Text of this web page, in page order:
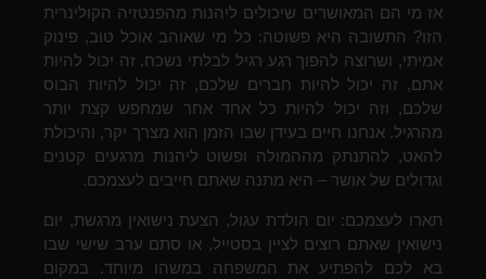
אז מי הם המאושרים שיכולים ליהנות מהפנטזיה הקולינרית
הזו? התשובה היא פשוטה: כל מי שאוהב אוכל טוב, פינוק
אמיתי, ושרוצה להפוך רגע רגיל לבלתי נשכח. זה יכול להיות
אתם, זה יכול להיות חברים שלכם, זה יכול להיות הבוס
שלכם, וזה יכול להיות כל אחד אחר שמחפש קצת יותר
מהרגיל. אנחנו חיים בעידן שבו הזמן הוא מצרך יקר, והיכולת
להאט, להתנתק מההמולה ופשוט ליהנות מרגעים קטנים
וגדולים של אושר – היא מתנה שאתם חייבים לעצמכם.
תארו לעצמכם: יום הולדת עגול, הצעת נישואין מרגשת, יום
נישואין שאתם רוצים לציין בסטייל, או סתם ערב שישי שבו
בא לכם להפתיע את המשפחה במשהו מיוחד. במקום